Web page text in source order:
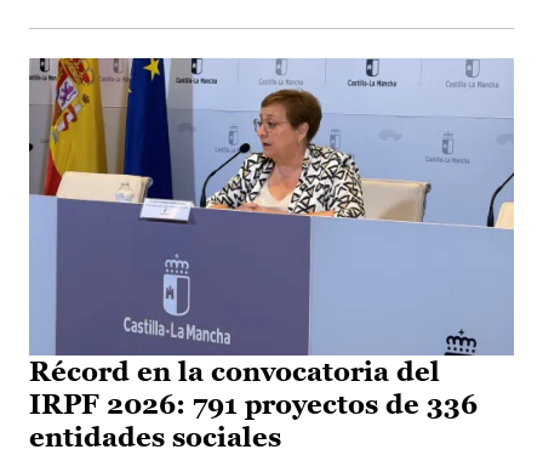
Récord en la convocatoria del
IRPF 2026: 791 proyectos de 336
entidades sociales